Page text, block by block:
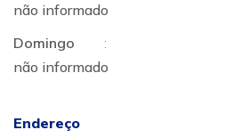
não informado
Domingo
:
não informado
Endereço